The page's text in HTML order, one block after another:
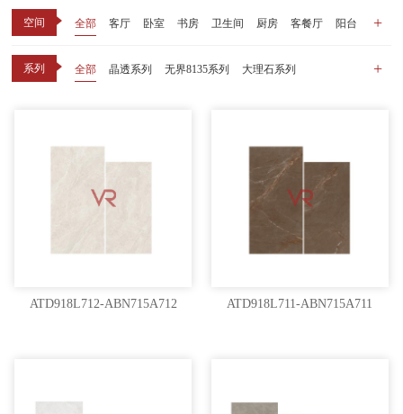
空间 全部 客厅 卧室 书房 卫生间 厨房 客餐厅 阳台
系列
全部 晶透系列 无界8135系列 大理石系列
子母砖配套系列
可定制系列
ATD918L712-ABN715A712 ATD918L711-ABN715A711